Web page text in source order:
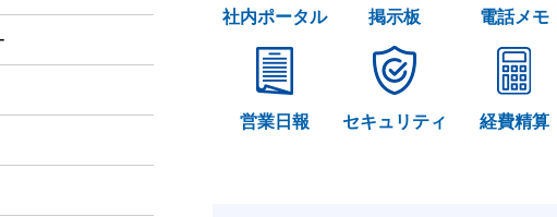
社内ポータル 掲示板 電話メモ
営業日報 セキュリティ 経費精算